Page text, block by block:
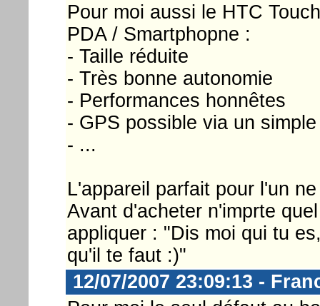
Pour moi aussi le HTC
PDA / Smartphopne :
- Taille réduite
- Très bonne autonomie
- Performances honnêtes
- GPS possible via un
- ...
L'appareil parfait pour l'un
Avant d'acheter n'imprte
appliquer : "Dis moi qui tu
qu'il te faut :)"
12/07/2007 23:09:13 -